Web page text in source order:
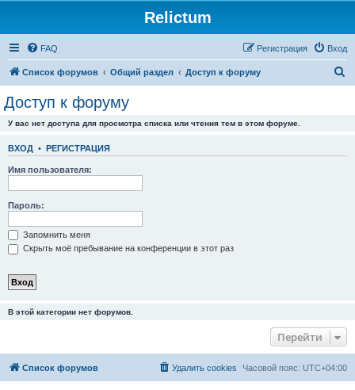
Relictum
FAQ Вход
Регистрация
Список форумов Общий раздел Доступ к форуму
Доступ к форуму
У вас нет доступа для просмотра списка или чтения тем в этом форуме.
ВХОД • РЕГИСТРАЦИЯ
Имя пользователя:
Пароль:
Запомнить меня
Скрыть моё пребывание на конференции в этот раз
В этой категории нет форумов.
Перейти
Список форумов Часовой пояс: UTC+04:00
Удалить cookies